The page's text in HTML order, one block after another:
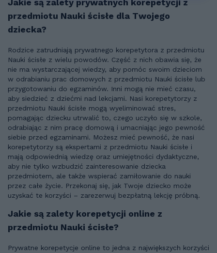
Jakie są zalety prywatnych korepetycji z
przedmiotu Nauki ścisłe dla Twojego
dziecka?
Rodzice zatrudniają prywatnego korepetytora z przedmiotu
Nauki ścisłe z wielu powodów. Część z nich obawia się, że
nie ma wystarczającej wiedzy, aby pomóc swoim dzieciom
w odrabianiu prac domowych z przedmiotu Nauki ścisłe lub
przygotowaniu do egzaminów. Inni mogą nie mieć czasu,
aby siedzieć z dziećmi nad lekcjami. Nasi korepetytorzy z
przedmiotu Nauki ścisłe mogą wyeliminować stres,
pomagając dziecku utrwalić to, czego uczyło się w szkole,
odrabiając z nim pracę domową i umacniając jego pewność
siebie przed egzaminami. Możesz mieć pewność, że nasi
korepetytorzy są ekspertami z przedmiotu Nauki ścisłe i
mają odpowiednią wiedzę oraz umiejętności dydaktyczne,
aby nie tylko wzbudzić zainteresowanie dziecka
przedmiotem, ale także wspierać zamiłowanie do nauki
przez całe życie. Przekonaj się, jak Twoje dziecko może
uzyskać te korzyści – zarezerwuj bezpłatną lekcję próbną.
Jakie są zalety korepetycji online z
przedmiotu Nauki ścisłe?
Prywatne korepetycje online to jedna z największych korzyści